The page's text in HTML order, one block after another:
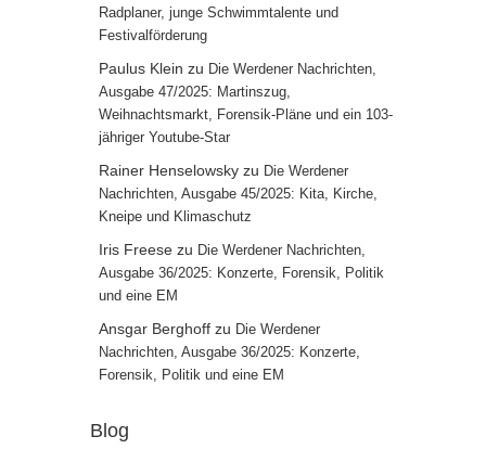
Radplaner, junge Schwimmtalente und
Festivalförderung
Paulus Klein zu Die Werdener Nachrichten,
Ausgabe 47/2025: Martinszug,
Weihnachtsmarkt, Forensik-Pläne und ein 103-
jähriger Youtube-Star
Rainer Henselowsky zu Die Werdener
Nachrichten, Ausgabe 45/2025: Kita, Kirche,
Kneipe und Klimaschutz
Iris Freese zu Die Werdener Nachrichten,
Ausgabe 36/2025: Konzerte, Forensik, Politik
und eine EM
Ansgar Berghoff zu Die Werdener
Nachrichten, Ausgabe 36/2025: Konzerte,
Forensik, Politik und eine EM
Blog